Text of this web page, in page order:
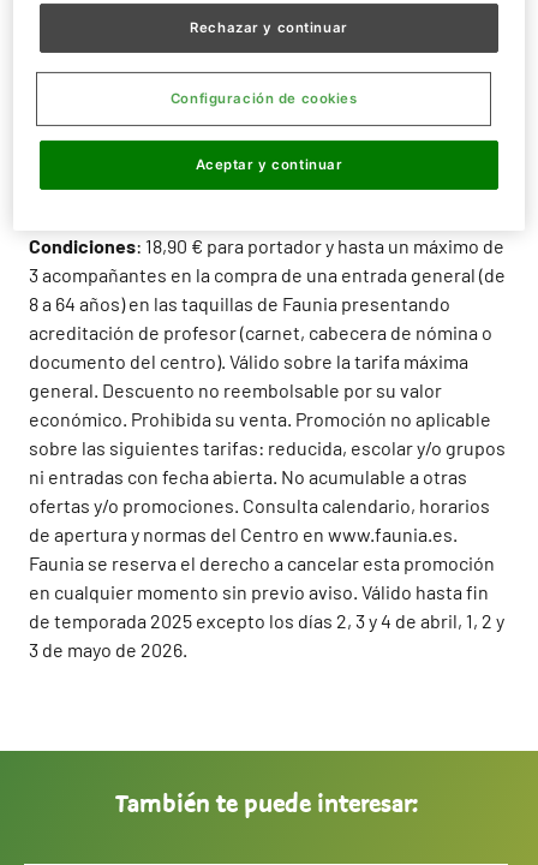
Siendo profesor, tu entrada por 18,90€
día para el titular y tres acompañantes. Presenta en
taquilla tu acreditación oficial (cabecera de nómina o
carnet de profesor) en la taquilla de Faunia el día de la
visita, y recibe tu descuento.
Condiciones: 18,90 € para portador y hasta un máximo de
3 acompañantes en la compra de una entrada general (de
8 a 64 años) en las taquillas de Faunia presentando
acreditación de profesor (carnet, cabecera de nómina o
documento del centro). Válido sobre la tarifa máxima
general. Descuento no reembolsable por su valor
económico. Prohibida su venta. Promoción no aplicable
sobre las siguientes tarifas: reducida, escolar y/o grupos
ni entradas con fecha abierta. No acumulable a otras
ofertas y/o promociones. Consulta calendario, horarios
de apertura y normas del Centro en www.faunia.es.
Faunia se reserva el derecho a cancelar esta promoción
en cualquier momento sin previo aviso. Válido hasta fin
de temporada 2025 excepto los días 2, 3 y 4 de abril, 1, 2 y
3 de mayo de 2026.
También te puede interesar:
Rechazar y continuar
Aceptar y continuar
Configuración de cookies